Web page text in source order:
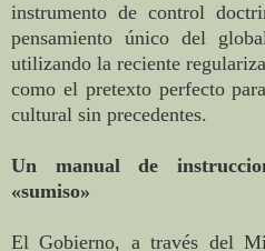
instrumento de control
pensamiento único del
utilizando la reciente
como el pretexto perfecto
cultural sin precedentes.
Un manual de
«sumiso»
El Gobierno, a través del